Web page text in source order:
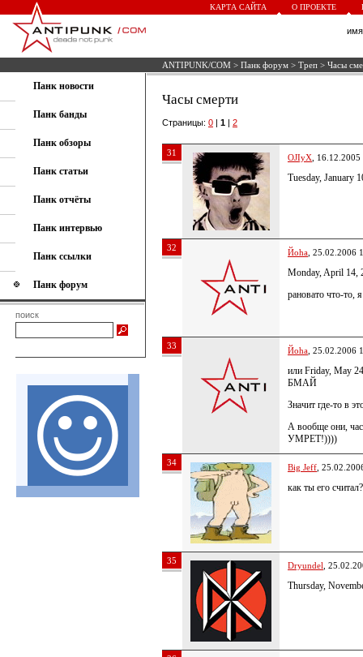
КАРТА САЙТА О ПРОЕКТЕ
ANTIPUNK/COM > Панк форум > Треп > Часы
Панк новости
Панк банды
Панк обзоры
Панк статьи
Панк отчёты
Панк интервью
Панк ссылки
Панк форум
поиск
Часы смерти
Страницы: 0 | 1 | 2
31 OJIyX ,
Tuesday, January
32 Йoha , 25.02.2006
Monday, April 14,
рановато что-то,
33 Йoha , 25.02.2006
или Friday, May
БМАЙ
Значит где-то в
А вообще они,
УМРЕТ!))))
34 Big Jeff ,
как ты его считал?
35 Dryundel ,
Thursday,